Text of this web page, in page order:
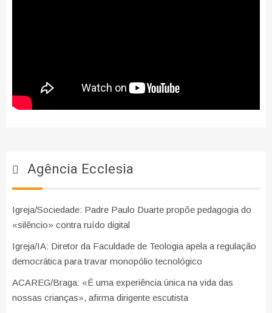
Agência Ecclesia
Igreja/Sociedade: Padre Paulo Duarte propõe pedagogia do
«silêncio» contra ruído digital
Igreja/IA: Diretor da Faculdade de Teologia apela a regulação
democrática para travar monopólio tecnológico
ACAREG/Braga: «É uma experiência única na vida das
nossas crianças», afirma dirigente escutista